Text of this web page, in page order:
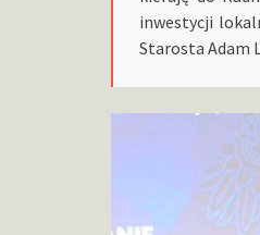
inwestycji
Starosta Adam